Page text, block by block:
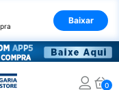
Baixar
0